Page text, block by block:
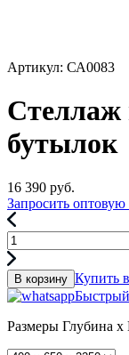
Артикул: СА0083
Стеллаж
бутылок
16 390 руб.
Запросить оптовую
В корзину Купить
Быстрый
Размеры Глубина